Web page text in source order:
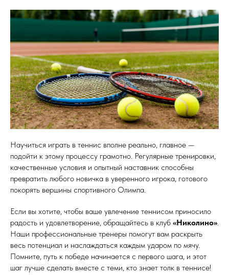
Научиться играть в теннис вполне реально, главное —
подойти к этому процессу грамотно. Регулярные тренировки,
качественные условия и опытный наставник способны
превратить любого новичка в уверенного игрока, готового
покорять вершины спортивного Олимпа.
Если вы хотите, чтобы ваше увлечение теннисом приносило
радость и удовлетворение, обращайтесь в клуб «Николино».
Наши профессиональные тренеры помогут вам раскрыть
весь потенциал и наслаждаться каждым ударом по мячу.
Помните, путь к победе начинается с первого шага, и этот
шаг лучше сделать вместе с теми, кто знает толк в теннисе!